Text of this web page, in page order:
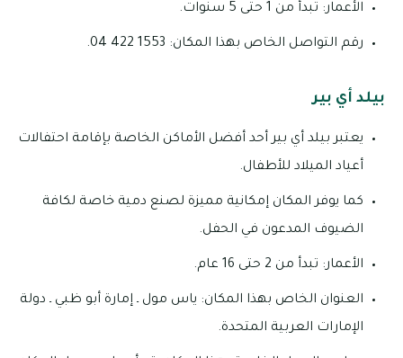
الأعمار: تبدأ من 1 حتى 5 سنوات.
رقم التواصل الخاص بهذا المكان: 1553 422 04.
بيلد أي بير
يعتبر بيلد أي بير أحد أفضل الأماكن الخاصة بإقامة احتفالات
أعياد الميلاد للأطفال.
كما يوفر المكان إمكانية مميزة لصنع دمية خاصة لكافة
الضيوف المدعون في الحفل.
الأعمار: تبدأ من 2 حتى 16 عام.
العنوان الخاص بهذا المكان: ياس مول ـ إمارة أبو ظبي ـ دولة
الإمارات العربية المتحدة.